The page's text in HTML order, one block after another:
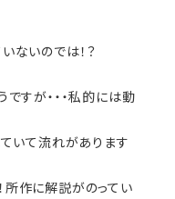
ないのでは！？
すが・・・私的には動
いて流れがあります
所作に解説がのってい